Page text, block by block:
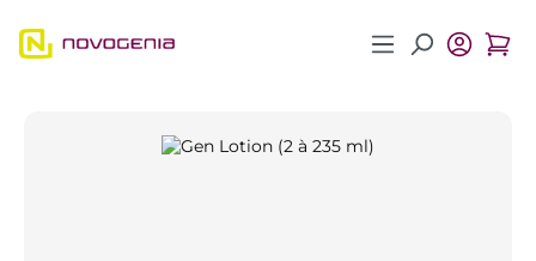
Zum Hauptinhalt springen
Bildergalerie überspringen